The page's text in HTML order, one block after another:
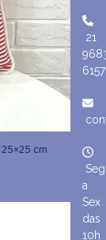
cm
21
6157
Seg
a
Sex
das
10h